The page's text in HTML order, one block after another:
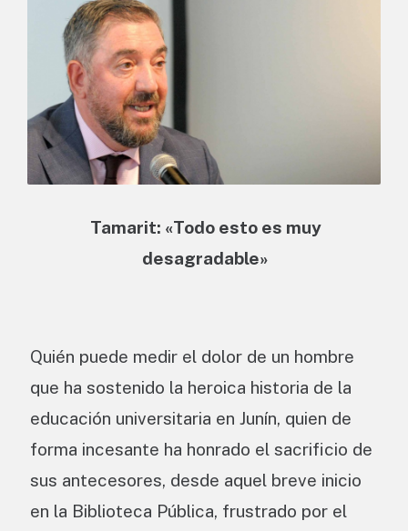
Tamarit: «Todo esto es muy
desagradable»
Quién puede medir el dolor de un hombre
que ha sostenido la heroica historia de la
educación universitaria en Junín, quien de
forma incesante ha honrado el sacrificio de
sus antecesores, desde aquel breve inicio
en la Biblioteca Pública, frustrado por el